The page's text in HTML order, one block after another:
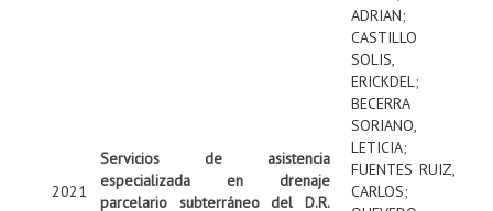
2021
Servicios de asistencia
especializada en drenaje
parcelario subterráneo del D.R.
ADRIAN;
CASTILLO
SOLIS,
ERICKDEL;
BECERRA
SORIANO,
LETICIA;
FUENTES RUIZ,
CARLOS;